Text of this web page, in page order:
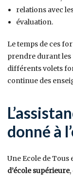
relations avec
évaluation.
Le temps de ces
prendre durant les
différents volets
continue des
donné à
Une Ecole de Tous
d’école supérieure,